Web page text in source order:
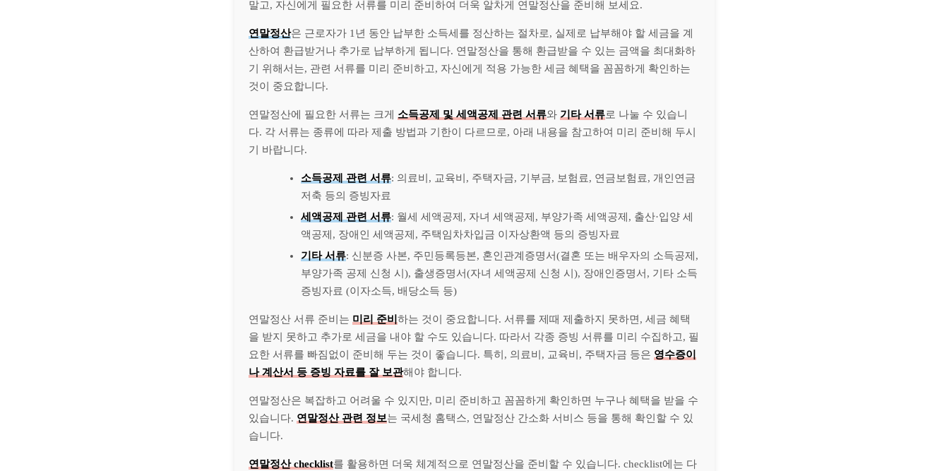
말고, 자신에게 필요한 서류를 미리 준비하여 더욱 알차게 연말정산을 준비해 보세요.
연말정산은 근로자가 1년 동안 납부한 소득세를 정산하는 절차로, 실제로 납부해야 할 세금을 계
산하여 환급받거나 추가로 납부하게 됩니다. 연말정산을 통해 환급받을 수 있는 금액을 최대화하
기 위해서는, 관련 서류를 미리 준비하고, 자신에게 적용 가능한 세금 혜택을 꼼꼼하게 확인하는
것이 중요합니다.
연말정산에 필요한 서류는 크게 소득공제 및 세액공제 관련 서류와 기타 서류로 나눌 수 있습니
다. 각 서류는 종류에 따라 제출 방법과 기한이 다르므로, 아래 내용을 참고하여 미리 준비해 두시
기 바랍니다.
소득공제 관련 서류: 의료비, 교육비, 주택자금, 기부금, 보험료, 연금보험료, 개인연금
저축 등의 증빙자료
세액공제 관련 서류: 월세 세액공제, 자녀 세액공제, 부양가족 세액공제, 출산·입양 세
액공제, 장애인 세액공제, 주택임차차입금 이자상환액 등의 증빙자료
기타 서류: 신분증 사본, 주민등록등본, 혼인관계증명서(결혼 또는 배우자의 소득공제,
부양가족 공제 신청 시), 출생증명서(자녀 세액공제 신청 시), 장애인증명서, 기타 소득
증빙자료 (이자소득, 배당소득 등)
연말정산 서류 준비는 미리 준비하는 것이 중요합니다. 서류를 제때 제출하지 못하면, 세금 혜택
을 받지 못하고 추가로 세금을 내야 할 수도 있습니다. 따라서 각종 증빙 서류를 미리 수집하고, 필
요한 서류를 빠짐없이 준비해 두는 것이 좋습니다. 특히, 의료비, 교육비, 주택자금 등은 영수증이
나 계산서 등 증빙 자료를 잘 보관해야 합니다.
연말정산은 복잡하고 어려울 수 있지만, 미리 준비하고 꼼꼼하게 확인하면 누구나 혜택을 받을 수
있습니다. 연말정산 관련 정보는 국세청 홈택스, 연말정산 간소화 서비스 등을 통해 확인할 수 있
습니다.
연말정산 checklist를 활용하면 더욱 체계적으로 연말정산을 준비할 수 있습니다. checklist에는 다